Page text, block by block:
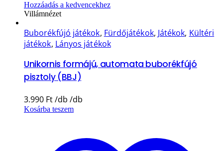
Hozzáadás a kedvencekhez
Villámnézet
Buborékfújó játékok, Fürdőjátékok, Játékok, Kültéri
játékok, Lányos játékok
Unikornis formájú, automata buborékfújó
pisztoly (BBJ)
3.990 Ft
Kosárba teszem